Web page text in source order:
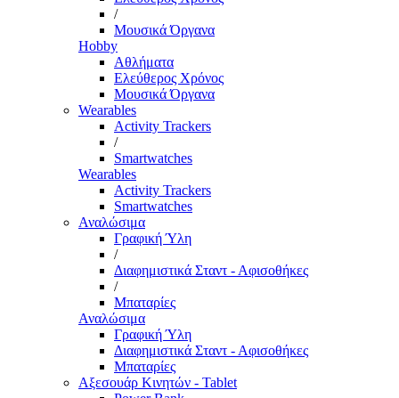
/
Μουσικά Όργανα
Hobby
Αθλήματα
Ελεύθερος Χρόνος
Μουσικά Όργανα
Wearables
Activity Trackers
/
Smartwatches
Wearables
Activity Trackers
Smartwatches
Αναλώσιμα
Γραφική Ύλη
/
Διαφημιστικά Σταντ - Αφισοθήκες
/
Μπαταρίες
Αναλώσιμα
Γραφική Ύλη
Διαφημιστικά Σταντ - Αφισοθήκες
Μπαταρίες
Αξεσουάρ Κινητών - Tablet